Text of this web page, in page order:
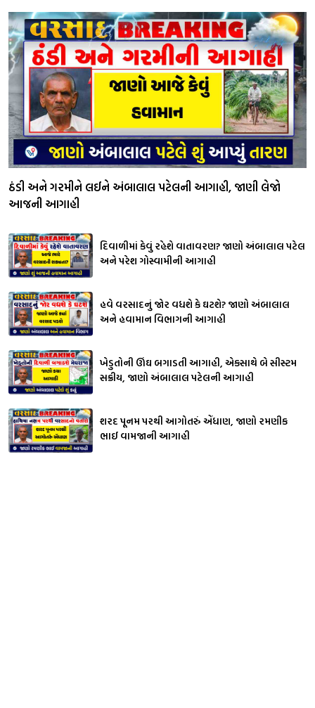
ઠંડી અને ગરમીને લઈને અંબાલાલ પટેલની આગાહી, જાણી લેજો
આજની આગાહી
દિવાળીમાં કેવું રહેશે વાતાવરણ? જાણો અંબાલાલ પટેલ
અને પરેશ ગોસ્વામીની આગાહી
હવે વરસાદનું જોર વધશે કે ઘટશે? જાણો અંબાલાલ
અને હવામાન વિભાગની આગાહી
ખેડુતોની ઊંઘ બગાડતી આગાહી, એકસાથે બે સીસ્ટમ
સક્રીય, જાણો અંબાલાલ પટેલની આગાહી
શરદ પૂનમ પરથી આગોતરું એંધાણ, જાણો રમણીક
ભાઈ વામજાની આગાહી